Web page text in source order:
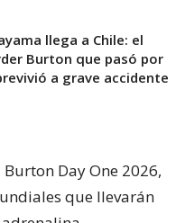
llega a Chile: el
Burton que pasó por
a grave accidente
Day One 2026,
que llevarán